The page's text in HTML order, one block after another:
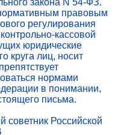
закона N 54-ФЗ.
правовым
регулирования
кассовой
юридические
круга лиц, носит
нормами
в понимании,
письма.
советник Российской